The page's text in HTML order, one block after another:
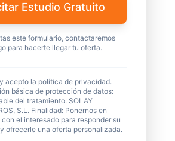
Estudio Gratuito
este formulario, contactaremos
para hacerte llegar tu oferta.
acepto la política de privacidad.
básica de protección de datos:
del tratamiento: SOLAY
S.L. Finalidad: Ponernos en
el interesado para responder su
ofrecerle una oferta personalizada.